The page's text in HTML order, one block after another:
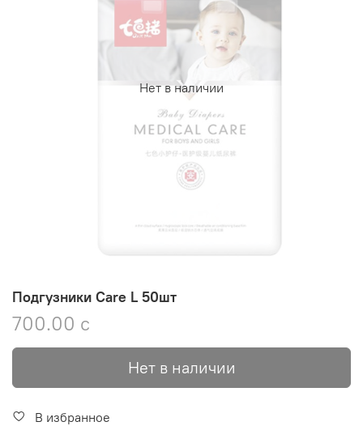
Нет в наличии
Подгузники Care L 50шт
700.00 с
Нет в наличии
В избранное